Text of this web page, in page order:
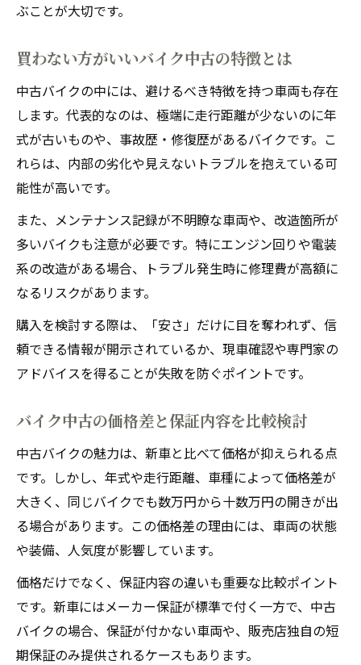
ぶことが大切です。
買わない方がいいバイク中古の特徴とは
中古バイクの中には、避けるべき特徴を持つ車両も存在
します。代表的なのは、極端に走行距離が少ないのに年
式が古いものや、事故歴・修復歴があるバイクです。こ
れらは、内部の劣化や見えないトラブルを抱えている可
能性が高いです。
また、メンテナンス記録が不明瞭な車両や、改造箇所が
多いバイクも注意が必要です。特にエンジン回りや電装
系の改造がある場合、トラブル発生時に修理費が高額に
なるリスクがあります。
購入を検討する際は、「安さ」だけに目を奪われず、信
頼できる情報が開示されているか、現車確認や専門家の
アドバイスを得ることが失敗を防ぐポイントです。
バイク中古の価格差と保証内容を比較検討
中古バイクの魅力は、新車と比べて価格が抑えられる点
です。しかし、年式や走行距離、車種によって価格差が
大きく、同じバイクでも数万円から十数万円の開きが出
る場合があります。この価格差の理由には、車両の状態
や装備、人気度が影響しています。
価格だけでなく、保証内容の違いも重要な比較ポイント
です。新車にはメーカー保証が標準で付く一方で、中古
バイクの場合、保証が付かない車両や、販売店独自の短
期保証のみ提供されるケースもあります。